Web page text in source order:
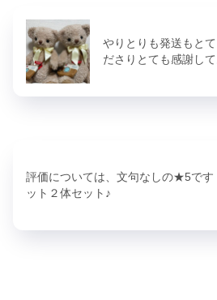
やりとりも発送もと
ださりとても感謝し
評価については、文句なしの★5です
ット２体セット♪